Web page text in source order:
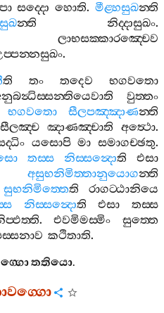
සද‍්දො හොති.මීළ‍්හසුඛන‍්ති
න‍්ති නිද‍්දාසුඛං.
ලාභසක‍්කාරඤ‍්චෙව
.
ති තං තදෙව
භගවතො
වුත‍්තං
භගවතො සීලපඤ‍්ඤාණන‍්ති
සීලඤ‍්ච ඤාණඤ‍්චාති අත්‍ථො.
යසොපි මා සමාගච‍්ඡතු.
තස‍්ස නිස‍්සන්‍දොති
එසා
අසුභනිමිත‍්තානුයොගන‍්ති
සුභනිමිත‍්තෙති
රාගට‍්ඨානියෙ
නිස‍්සන්‍දොති එසා
තස‍්ස
.එවමිමස‍්මිං
සුත‍්තෙ
කථිතාති.
තතියො.